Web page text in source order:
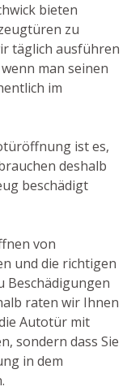
bieten
zu
täglich ausführen
man seinen
im
ist es,
deshalb
beschädigt
von
und die richtigen
Beschädigungen
raten wir Ihnen
Autotür mit
sondern dass Sie
in dem